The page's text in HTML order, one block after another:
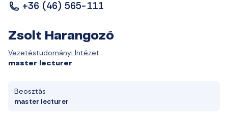
+36 (46) 565-111
Zsolt Harangozó
Vezetéstudományi Intézet
master lecturer
Beosztás
master lecturer